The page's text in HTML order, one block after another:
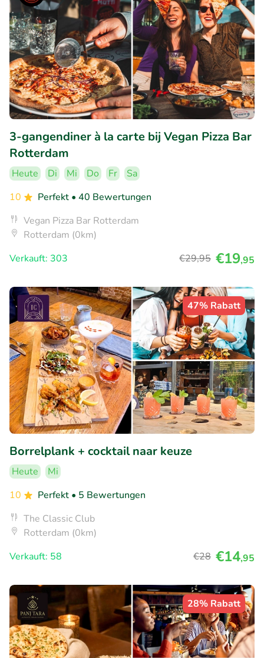
3-gangendiner à la carte bij Vegan Pizza Bar
Rotterdam
Heute Di Mi Do Fr
Sa
10
Perfekt • 40 Bewertungen
Vegan Pizza Bar Rotterdam
Rotterdam (0km)
Verkauft: 303
€29,95 €19,95
47% Rabatt
Borrelplank + cocktail naar keuze
Heute
Mi
10
Perfekt • 5 Bewertungen
The Classic Club
Rotterdam (0km)
Verkauft: 58
€28 €14,95
28% Rabatt